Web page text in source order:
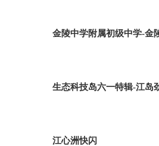
金陵中学附属初级中学-金
生态科技岛六一特辑-江岛
江心洲快闪